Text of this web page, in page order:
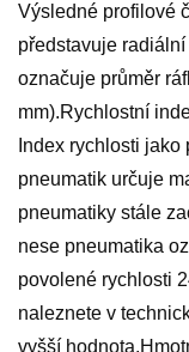
Výsledné profilové
představuje
označuje průměr
mm).Rychlostní
Index rychlosti
pneumatik určuje
pneumatiky stále
nese pneumatika
povolené rychlosti
naleznete v
vyšší